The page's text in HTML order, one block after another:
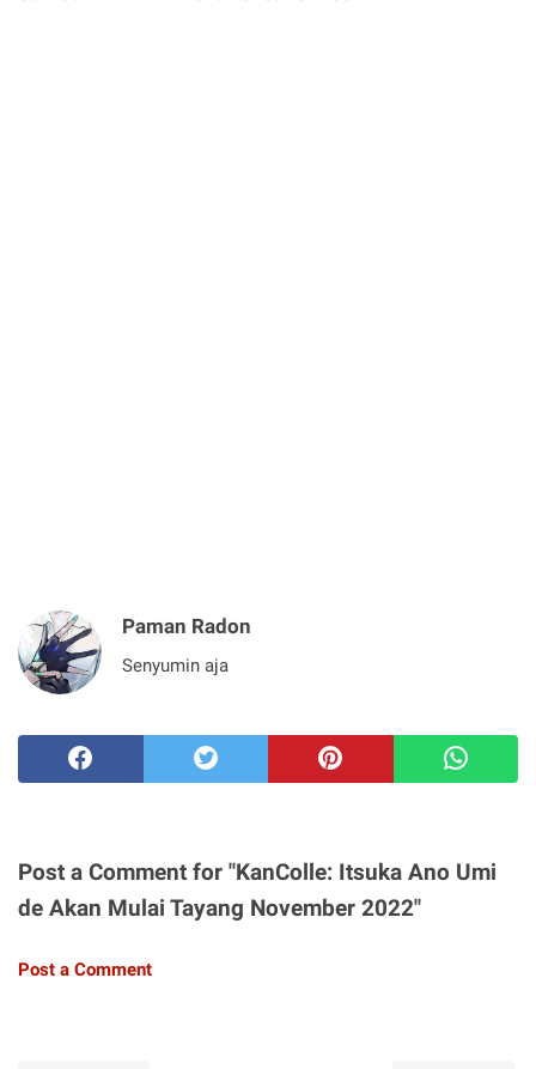
Paman Radon
Senyumin aja
Post a Comment for "KanColle: Itsuka Ano Umi
de Akan Mulai Tayang November 2022"
Post a Comment